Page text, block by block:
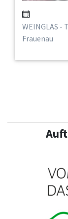
WEINGLAS -
Frauenau